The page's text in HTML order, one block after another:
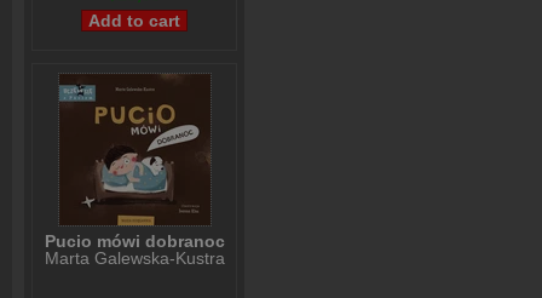
Pucio mówi dobranoc
Marta Galewska-Kustra